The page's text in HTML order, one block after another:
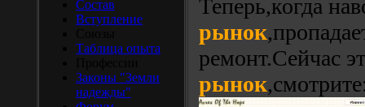
Состав
Вступление
Таблица опыта
Законы "Земли
надежды"
Теперь,когда
рынок
ремонт.Сейчас
рынок